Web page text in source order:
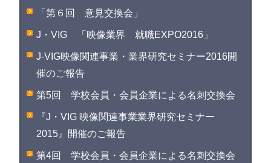
「第６回 意見交換会」
J・VIG 「映像業界 就職EXPO2016」
J-VIG映像関連事業・業界研究セミナー2016開
催のご報告
第5回 学校会員・会員企業による名刺交換会
『J・VIG 映像関連事業業界研究セミナー
2015』開催のご報告
第4回 学校会員・会員企業による名刺交換会